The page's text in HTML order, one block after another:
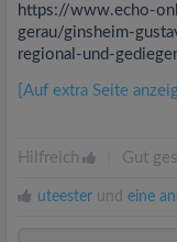
https://www.echo-
gerau/ginsheim-
regional-und-
[Auf extra Seite
Hilfreich Gut
uteester und eine